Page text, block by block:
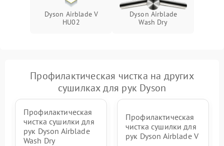
Dyson Airblade V
HU02
Dyson Airblade
Wash Dry
Профилактическая чистка на других
сушилках для рук Dyson
Профилактическая
чистка сушилки для
рук Dyson Airblade
Wash Dry
Профилактическая
чистка сушилки для
рук Dyson Airblade V